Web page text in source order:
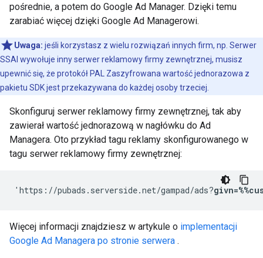
pośrednie, a potem do Google Ad Manager. Dzięki temu
zarabiać więcej dzięki Google Ad Managerowi.
Uwaga: jeśli korzystasz z wielu rozwiązań innych firm, np. Serwer
SSAI wywołuje inny serwer reklamowy firmy zewnętrznej, musisz
upewnić się, że protokół PAL Zaszyfrowana wartość jednorazowa z
pakietu SDK jest przekazywana do każdej osoby trzeciej.
Skonfiguruj serwer reklamowy firmy zewnętrznej, tak aby
zawierał wartość jednorazową w nagłówku do Ad
Managera. Oto przykład tagu reklamy skonfigurowanego w
tagu serwer reklamowy firmy zewnętrznej:
'https://pubads.serverside.net/gampad/ads?
Więcej informacji znajdziesz w artykule o implementacji
Google Ad Managera po stronie serwera .